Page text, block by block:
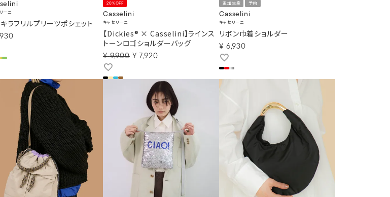
ーニ
ラフリルプリーツポシェット
20%OFF
Casselini
キャセリーニ
【Dickies® × Casselini】ラインス
トーンロゴショルダーバッグ
¥ 9,900 ¥ 7,920
追加生産 予約
Casselini
キャセリーニ
リボン巾着ショルダー
¥ 6,930